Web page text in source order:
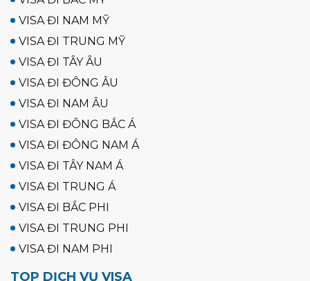
VISA ĐI NAM MỸ
VISA ĐI TRUNG MỸ
VISA ĐI TÂY ÂU
VISA ĐI ĐÔNG ÂU
VISA ĐI NAM ÂU
VISA ĐI ĐÔNG BẮC Á
VISA ĐI ĐÔNG NAM Á
VISA ĐI TÂY NAM Á
VISA ĐI TRUNG Á
VISA ĐI BẮC PHI
VISA ĐI TRUNG PHI
VISA ĐI NAM PHI
TOP DỊCH VỤ VISA